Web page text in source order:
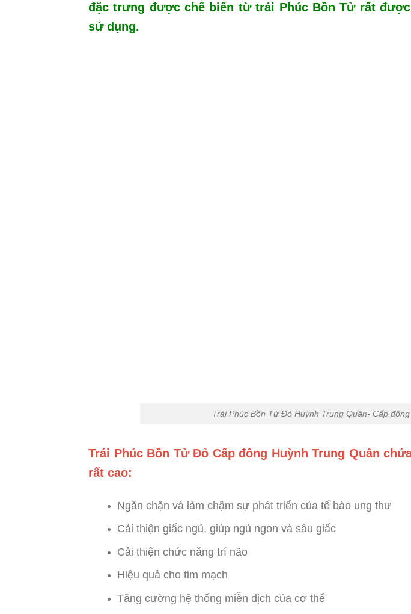
đặc trưng được chế biến từ trái Phúc Bồn Tử rất
sử dụng.
Trái Phúc Bồn Tử Đỏ Huỳnh Trung Quân- Cấp đông
Trái Phúc Bồn Tử Đỏ Cấp đông Huỳnh Trung Quân
rất cao:
Ngăn chặn và làm chậm sự phát triển của tế bào ung thư
Cải thiện giấc ngủ, giúp ngủ ngon và sâu giấc
Cải thiện chức năng trí não
Hiệu quả cho tim mạch
Tăng cường hệ thống miễn dịch của cơ thể